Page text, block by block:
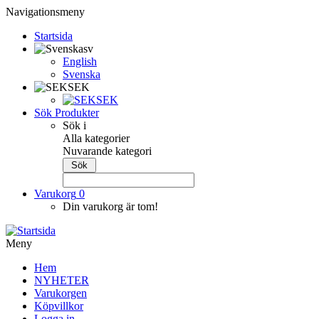
Navigationsmeny
Startsida
sv
English
Svenska
SEK
SEK
Sök Produkter
Sök i
Alla kategorier
Nuvarande kategori
Varukorg 0
Din varukorg är tom!
Meny
Hem
NYHETER
Varukorgen
Köpvillkor